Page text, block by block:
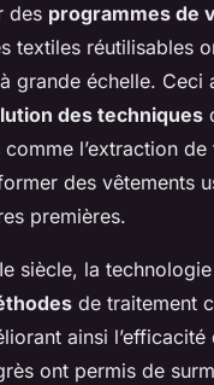
des programmes de
textiles réutilisables
grande échelle. Ceci
des techniques
l’extraction
des vêtements
premières.
siècle, la
de traitement
ainsi
ont permis de